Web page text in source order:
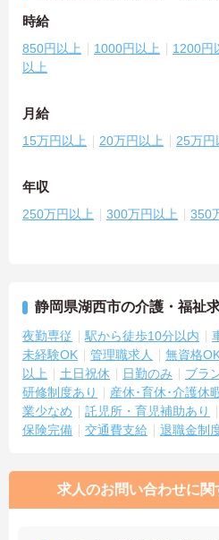
時給
850円以上 1000円以上 1200円
以上
月給
15万円以上 20万円以上 25万円
年収
250万円以上 300万円以上 350
静岡県湖西市の介護・福祉
夜勤専従 駅から徒歩10分以内
未経験OK
管理職求人 無資格
以上
土日祝休 日勤のみ ブラ
研修制度あり
産休･育休･介護休
業少なめ
託児所・育児補助あり
保険完備
交通費支給 退職金制
求人のお問い合わせに関